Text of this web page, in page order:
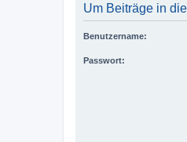
Um Beiträge in
Benutzername:
Passwort: